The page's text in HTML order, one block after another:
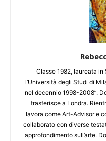
Classe 1982, laureata in
l’Università degli Studi di
nel decennio 1998-2008”.
trasferisce a Londra.
lavora come Art-Advisor e
collaborato con diverse
approfondimento sull’arte.